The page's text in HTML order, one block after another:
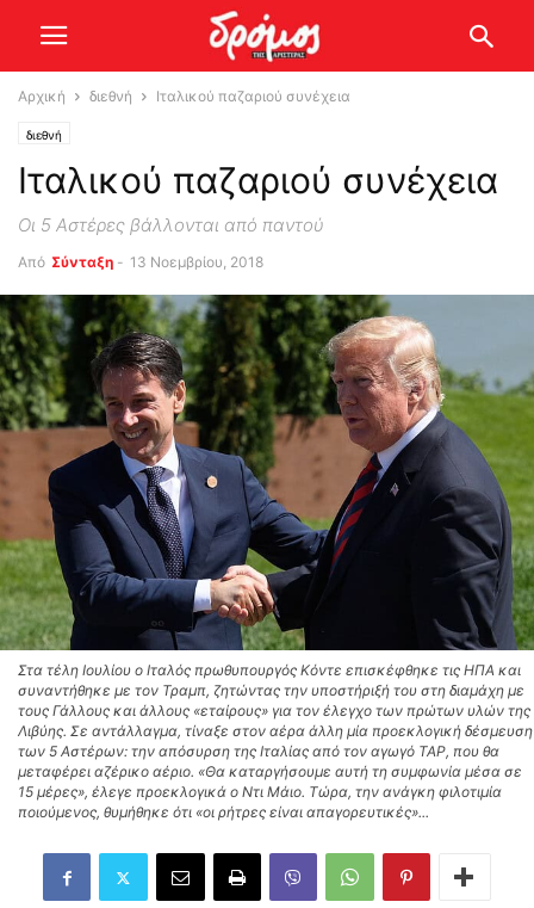
Αρχική διεθνή Ιταλικού παζαριού συνέχεια
διεθνή
Ιταλικού παζαριού συνέχεια
Οι 5 Αστέρες βάλλονται από παντού
Από Σύνταξη - 13 Νοεμβρίου, 2018
Στα τέλη Ιουλίου ο Ιταλός πρωθυπουργός Κόντε επισκέφθηκε τις ΗΠΑ και
συναντήθηκε με τον Τραμπ, ζητώντας την υποστήριξή του στη διαμάχη με
τους Γάλλους και άλλους «εταίρους» για τον έλεγχο των πρώτων υλών της
Λιβύης. Σε αντάλλαγμα, τίναξε στον αέρα άλλη μία προεκλογική δέσμευση
των 5 Αστέρων: την απόσυρση της Ιταλίας από τον αγωγό TAP, που θα
μεταφέρει αζέρικο αέριο. «Θα καταργήσουμε αυτή τη συμφωνία μέσα σε
15 μέρες», έλεγε προεκλογικά ο Ντι Μάιο. Τώρα, την ανάγκη φιλοτιμία
ποιούμενος, θυμήθηκε ότι «οι ρήτρες είναι απαγορευτικές»...